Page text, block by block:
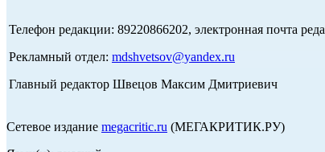
Телефон редакции: 89220866202, электронная почта
Рекламный отдел: mdshvetsov@yandex.ru
Главный редактор Швецов Максим Дмитриевич
Сетевое издание megacritic.ru (МЕГАКРИТИК.РУ)